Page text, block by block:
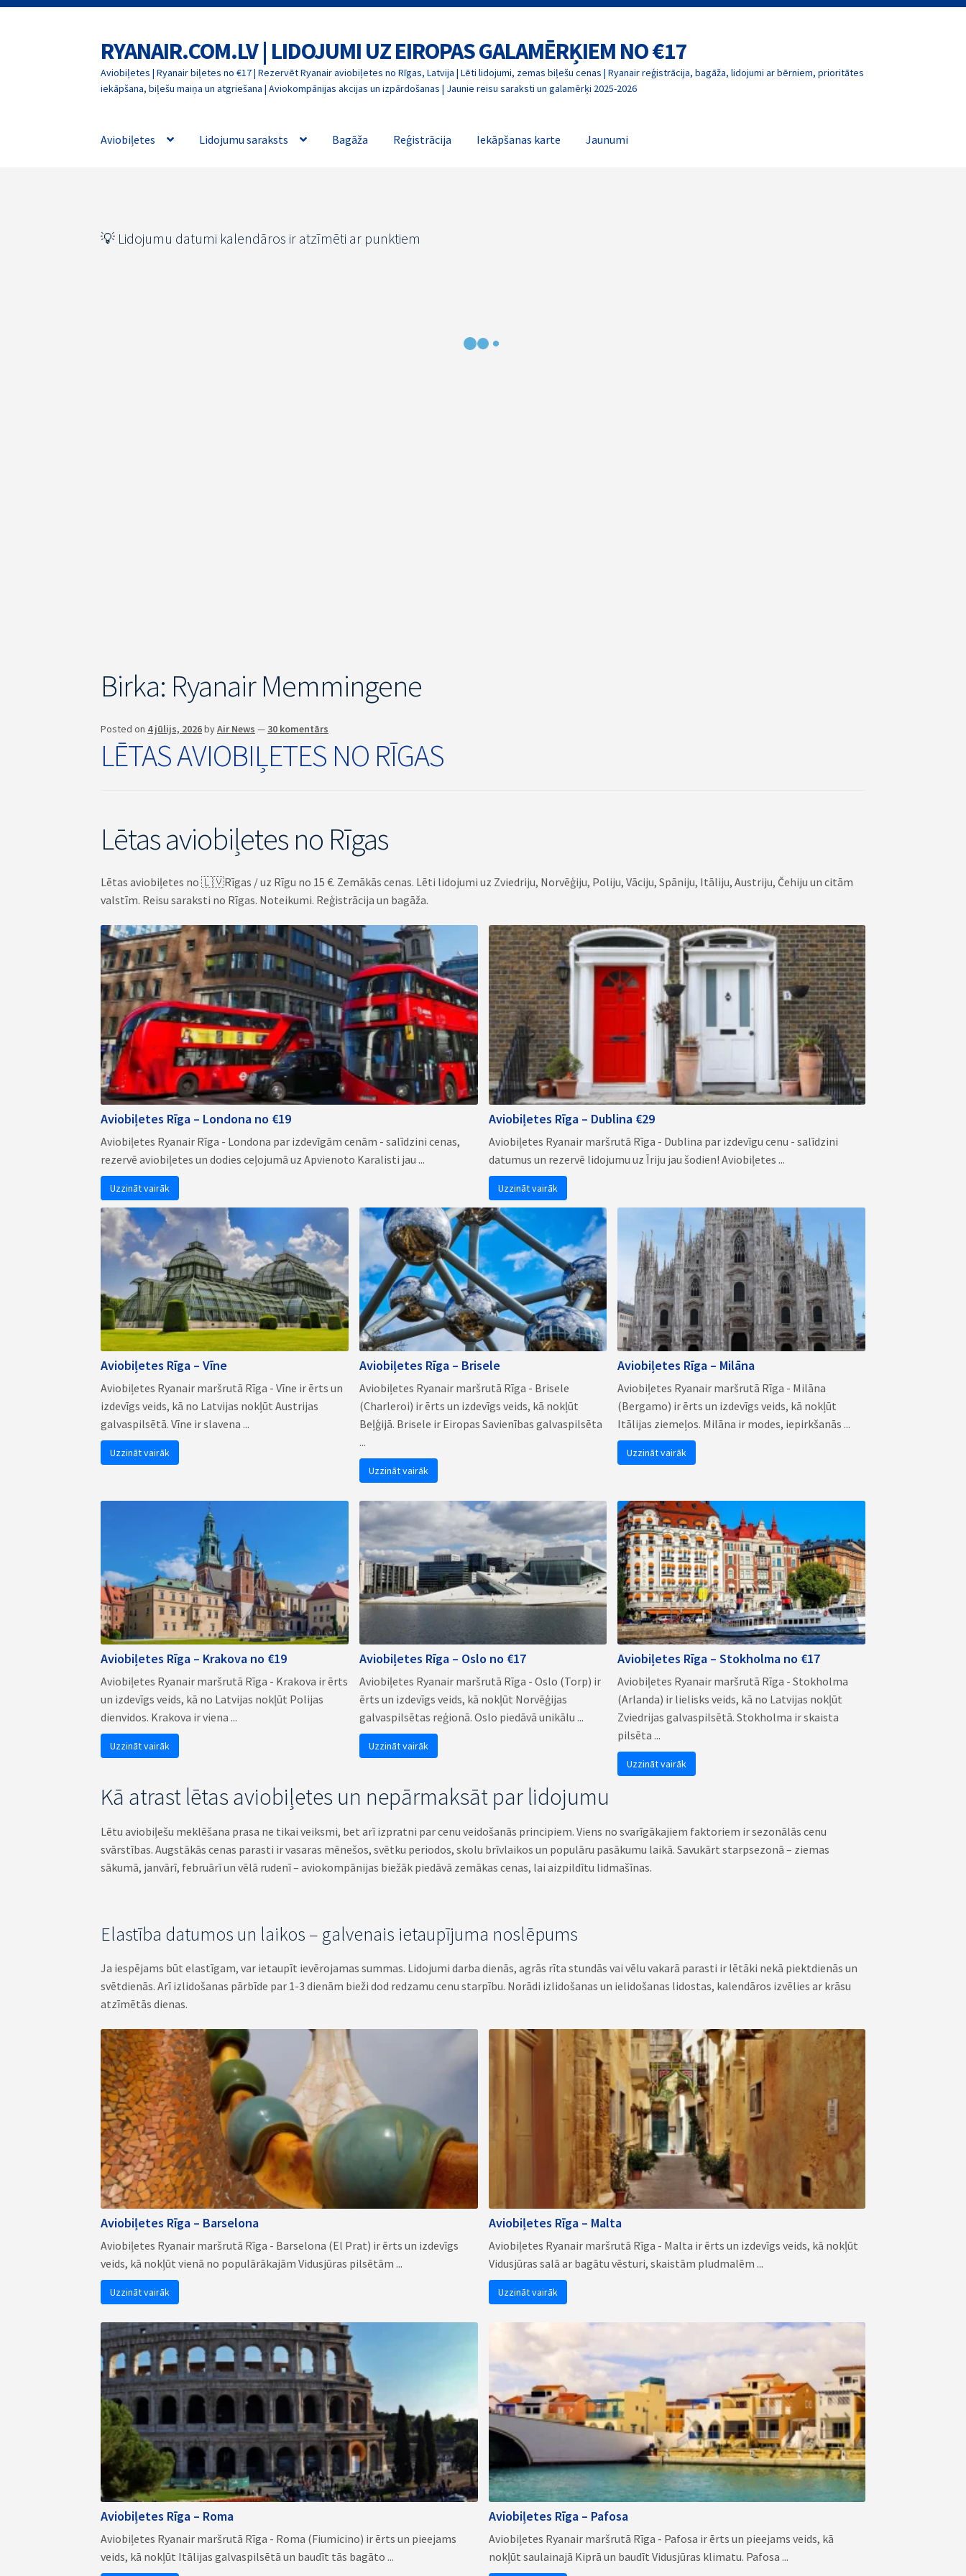
Skip
to
navigation
Skip
to
content
RYANAIR.COM.LV | LIDOJUMI UZ EIROPAS GALAMĒRĶIEM NO €17
Aviobiļetes | Ryanair biļetes no €17 | Rezervēt Ryanair aviobiļetes no Rīgas, Latvija | Lēti lidojumi, zemas biļešu cenas | Ryanair reģistrācija, bagāža, lidojumi ar bērniem, prioritātes
iekāpšana, biļešu maiņa un atgriešana | Aviokompānijas akcijas un izpārdošanas | Jaunie reisu saraksti un galamērķi 2025-2026
Aviobiļetes Lidojumu saraksts Bagāža Reģistrācija Iekāpšanas karte Jaunumi
💡 Lidojumu datumi kalendāros ir atzīmēti ar punktiem
Birka: Ryanair Memmingene
Posted on 4 jūlijs, 2026byAir News —30 komentārs
LĒTAS AVIOBIĻETES NO RĪGAS
Lētas aviobiļetes no Rīgas
Lētas aviobiļetes no 🇱🇻Rīgas / uz Rīgu no 15 €. Zemākās cenas. Lēti lidojumi uz Zviedriju, Norvēģiju, Poliju, Vāciju, Spāniju, Itāliju, Austriju, Čehiju un citām
valstīm. Reisu saraksti no Rīgas. Noteikumi. Reģistrācija un bagāža.
Aviobiļetes Rīga – Londona no €19
Aviobiļetes Ryanair Rīga - Londona par izdevīgām cenām - salīdzini cenas,
rezervē aviobiļetes un dodies ceļojumā uz Apvienoto Karalisti jau ...
Uzzināt vairāk
Aviobiļetes Rīga – Dublina €29
Aviobiļetes Ryanair maršrutā Rīga - Dublina par izdevīgu cenu - salīdzini
datumus un rezervē lidojumu uz Īriju jau šodien! Aviobiļetes ...
Uzzināt vairāk
Aviobiļetes Rīga – Vīne
Aviobiļetes Ryanair maršrutā Rīga - Vīne ir ērts un
izdevīgs veids, kā no Latvijas nokļūt Austrijas
galvaspilsētā. Vīne ir slavena ...
Uzzināt vairāk
Aviobiļetes Rīga – Brisele
Aviobiļetes Ryanair maršrutā Rīga - Brisele
(Charleroi) ir ērts un izdevīgs veids, kā nokļūt
Beļģijā. Brisele ir Eiropas Savienības galvaspilsēta
...
Uzzināt vairāk
Aviobiļetes Rīga – Milāna
Aviobiļetes Ryanair maršrutā Rīga - Milāna
(Bergamo) ir ērts un izdevīgs veids, kā nokļūt
Itālijas ziemeļos. Milāna ir modes, iepirkšanās ...
Uzzināt vairāk
Aviobiļetes Rīga – Krakova no €19
Aviobiļetes Ryanair maršrutā Rīga - Krakova ir ērts
un izdevīgs veids, kā no Latvijas nokļūt Polijas
dienvidos. Krakova ir viena ...
Uzzināt vairāk
Aviobiļetes Rīga – Oslo no €17
Aviobiļetes Ryanair maršrutā Rīga - Oslo (Torp) ir
ērts un izdevīgs veids, kā nokļūt Norvēģijas
galvaspilsētas reģionā. Oslo piedāvā unikālu ...
Uzzināt vairāk
Aviobiļetes Rīga – Stokholma no €17
Aviobiļetes Ryanair maršrutā Rīga - Stokholma
(Arlanda) ir lielisks veids, kā no Latvijas nokļūt
Zviedrijas galvaspilsētā. Stokholma ir skaista
pilsēta ...
Uzzināt vairāk
Kā atrast lētas aviobiļetes un nepārmaksāt par lidojumu
Lētu aviobiļešu meklēšana prasa ne tikai veiksmi, bet arī izpratni par cenu veidošanās principiem. Viens no svarīgākajiem faktoriem ir sezonālās cenu
svārstības. Augstākās cenas parasti ir vasaras mēnešos, svētku periodos, skolu brīvlaikos un populāru pasākumu laikā. Savukārt starpsezonā – ziemas
sākumā, janvārī, februārī un vēlā rudenī – aviokompānijas biežāk piedāvā zemākas cenas, lai aizpildītu lidmašīnas.
Elastība datumos un laikos – galvenais ietaupījuma noslēpums
Ja iespējams būt elastīgam, var ietaupīt ievērojamas summas. Lidojumi darba dienās, agrās rīta stundās vai vēlu vakarā parasti ir lētāki nekā piektdienās un
svētdienās. Arī izlidošanas pārbīde par 1-3 dienām bieži dod redzamu cenu starpību. Norādi izlidošanas un ielidošanas lidostas, kalendāros izvēlies ar krāsu
atzīmētās dienas.
Aviobiļetes Rīga – Barselona
Aviobiļetes Ryanair maršrutā Rīga - Barselona (El Prat) ir ērts un izdevīgs
veids, kā nokļūt vienā no populārākajām Vidusjūras pilsētām ...
Uzzināt vairāk
Aviobiļetes Rīga – Malta
Aviobiļetes Ryanair maršrutā Rīga - Malta ir ērts un izdevīgs veids, kā nokļūt
Vidusjūras salā ar bagātu vēsturi, skaistām pludmalēm ...
Uzzināt vairāk
Aviobiļetes Rīga – Roma
Aviobiļetes Ryanair maršrutā Rīga - Roma (Fiumicino) ir ērts un pieejams
veids, kā nokļūt Itālijas galvaspilsētā un baudīt tās bagāto ...
Aviobiļetes Rīga – Pafosa
Aviobiļetes Ryanair maršrutā Rīga - Pafosa ir ērts un pieejams veids, kā
nokļūt saulainajā Kiprā un baudīt Vidusjūras klimatu. Pafosa ...